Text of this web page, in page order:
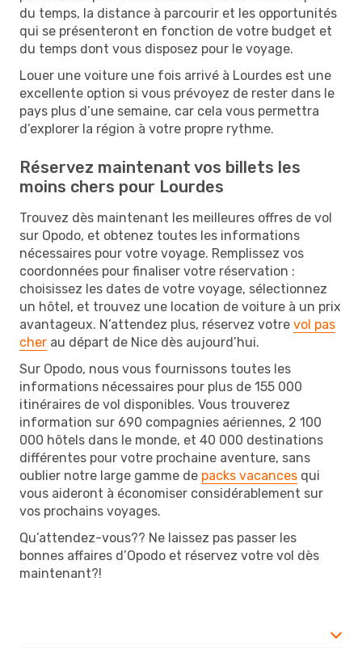
du temps, la distance à parcourir et les opportunités
qui se présenteront en fonction de votre budget et
du temps dont vous disposez pour le voyage.
Louer une voiture une fois arrivé à Lourdes est une
excellente option si vous prévoyez de rester dans le
pays plus d’une semaine, car cela vous permettra
d’explorer la région à votre propre rythme.
Réservez maintenant vos billets les
moins chers pour Lourdes
Trouvez dès maintenant les meilleures offres de vol
sur Opodo, et obtenez toutes les informations
nécessaires pour votre voyage. Remplissez vos
coordonnées pour finaliser votre réservation :
choisissez les dates de votre voyage, sélectionnez
un hôtel, et trouvez une location de voiture à un prix
avantageux. N’attendez plus, réservez votre vol pas
cher au départ de Nice dès aujourd’hui.
Sur Opodo, nous vous fournissons toutes les
informations nécessaires pour plus de 155 000
itinéraires de vol disponibles. Vous trouverez
information sur 690 compagnies aériennes, 2 100
000 hôtels dans le monde, et 40 000 destinations
différentes pour votre prochaine aventure, sans
oublier notre large gamme de packs vacances qui
vous aideront à économiser considérablement sur
vos prochains voyages.
Qu’attendez-vous?? Ne laissez pas passer les
bonnes affaires d’Opodo et réservez votre vol dès
maintenant?!